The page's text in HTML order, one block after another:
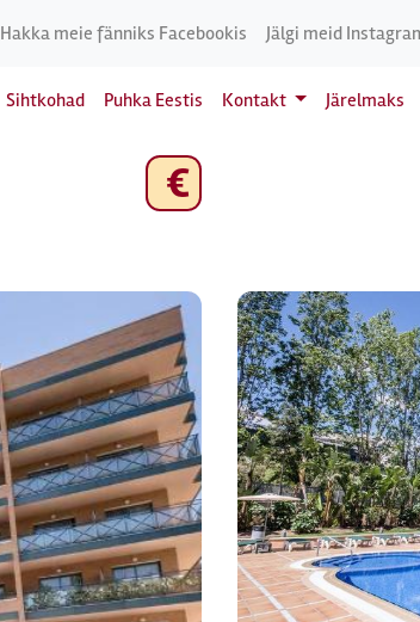
Hakka meie fänniks Facebookis Jälgi meid
Sihtkohad Puhka Eestis Kontakt Järelmaks
€